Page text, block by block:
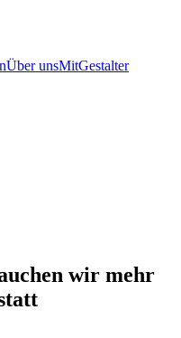
Über unsMitGestalter
wir mehr